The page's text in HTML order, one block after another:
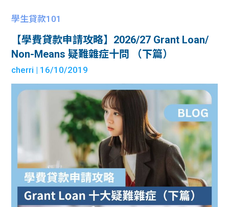
學生貸款101
【學費貸款申請攻略】2026/27 Grant Loan/
Non-Means 疑難雜症十問 （下篇）
cherri | 16/10/2019